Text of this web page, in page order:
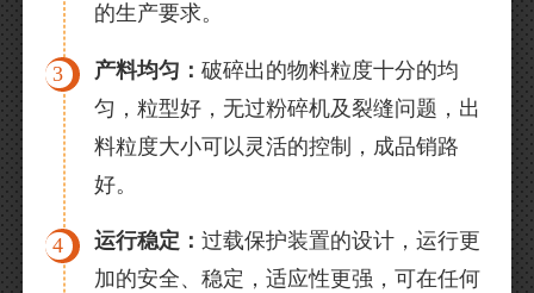
的生产要求。
3 产料均匀： 破碎出的物料粒度十分的均
匀，粒型好，无过粉碎机及裂缝问题，出
料粒度大小可以灵活的控制，成品销路
好。
4 运行稳定： 过载保护装置的设计，运行更
加的安全、稳定，适应性更强，可在任何